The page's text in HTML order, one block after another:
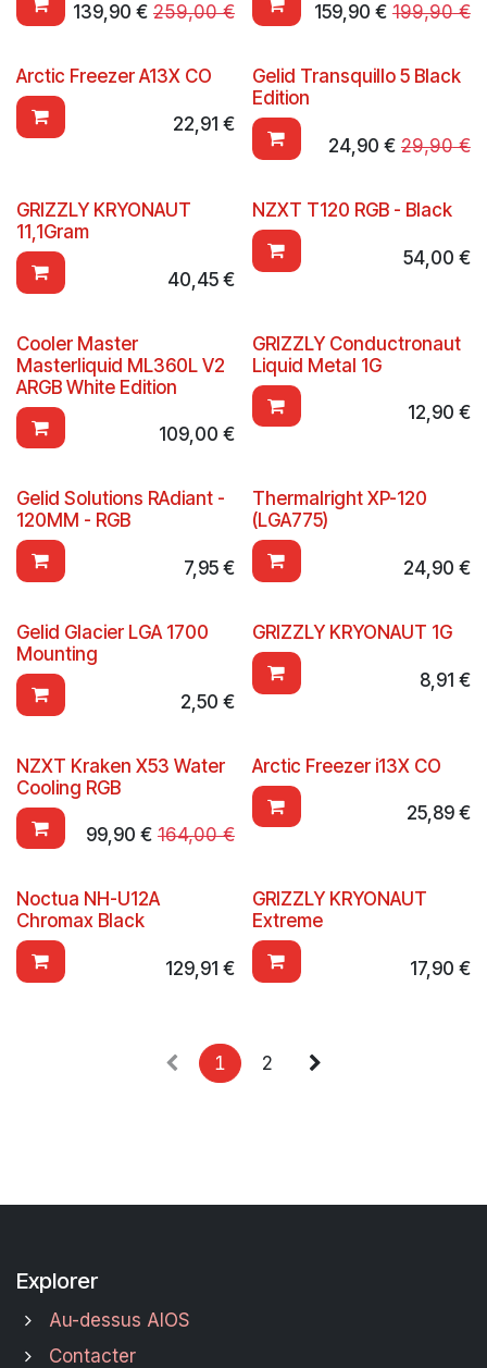
139,90 € 259,00€ 159,90 € 199,90€
Arctic Freezer A13X CO
22,91 €
Gelid Transquillo 5 Black
Edition
24,90 € 29,90€
GRIZZLY KRYONAUT
11,1Gram
40,45€
NZXT T120 RGB - Black
54,00 €
Cooler Master
Masterliquid ML360L V2
ARGB White Edition
109,00 €
GRIZZLY Conductronaut
Liquid Metal 1G
12,90 €
Gelid Solutions RAdiant -
120MM - RGB
7,95€
Thermalright XP-120
(LGA775)
24,90 €
Gelid Glacier LGA 1700
Mounting
2,50 €
GRIZZLY KRYONAUT 1G
8,91 €
NZXT Kraken X53 Water
Cooling RGB
99,90 € 164,00€
Arctic Freezer i13X CO
25,89€
Noctua NH-U12A
Chromax Black
129,91 €
GRIZZLY KRYONAUT
Extreme
17,90 €
1 2
Explorer
Au-dessus AIOS
Contacter